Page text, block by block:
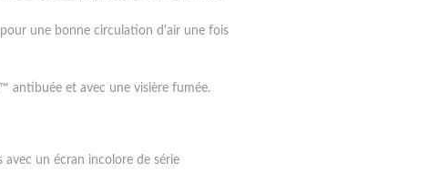
une bonne circulation d'air une fois
antibuée et avec une visière fumée.
avec un écran incolore de série